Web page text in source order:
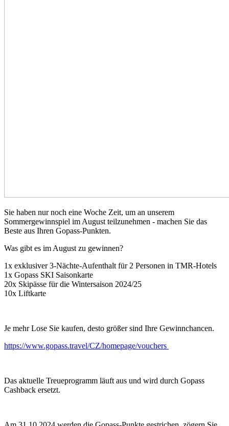
Sie haben nur noch eine Woche Zeit, um an unserem
Sommergewinnspiel im August teilzunehmen - machen Sie das
Beste aus Ihren Gopass-Punkten.
Was gibt es im August zu gewinnen?
1x exklusiver 3-Nächte-Aufenthalt für 2 Personen in TMR-Hotels
1x Gopass SKI Saisonkarte
20x Skipässe für die Wintersaison 2024/25
10x Liftkarte
Je mehr Lose Sie kaufen, desto größer sind Ihre Gewinnchancen.
https://www.gopass.travel/CZ/homepage/vouchers
Das aktuelle Treueprogramm läuft aus und wird durch Gopass
Cashback ersetzt.